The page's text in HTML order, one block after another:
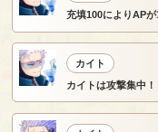
充填100によりAPが
カイト
カイトは攻撃集中！